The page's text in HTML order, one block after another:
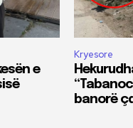
e
Kryesore
banorë